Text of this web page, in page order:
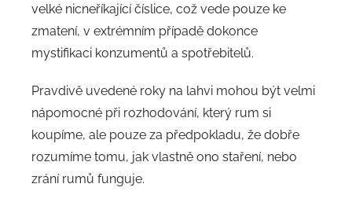
velké nicneříkající číslice, což vede pouze ke
zmatení, v extrémním případě dokonce
mystifikaci konzumentů a spotřebitelů.
Pravdivě uvedené roky na lahvi mohou být velmi
nápomocné při rozhodování, který rum si
koupíme, ale pouze za předpokladu, že dobře
rozumíme tomu, jak vlastně ono staření, nebo
zrání rumů funguje.